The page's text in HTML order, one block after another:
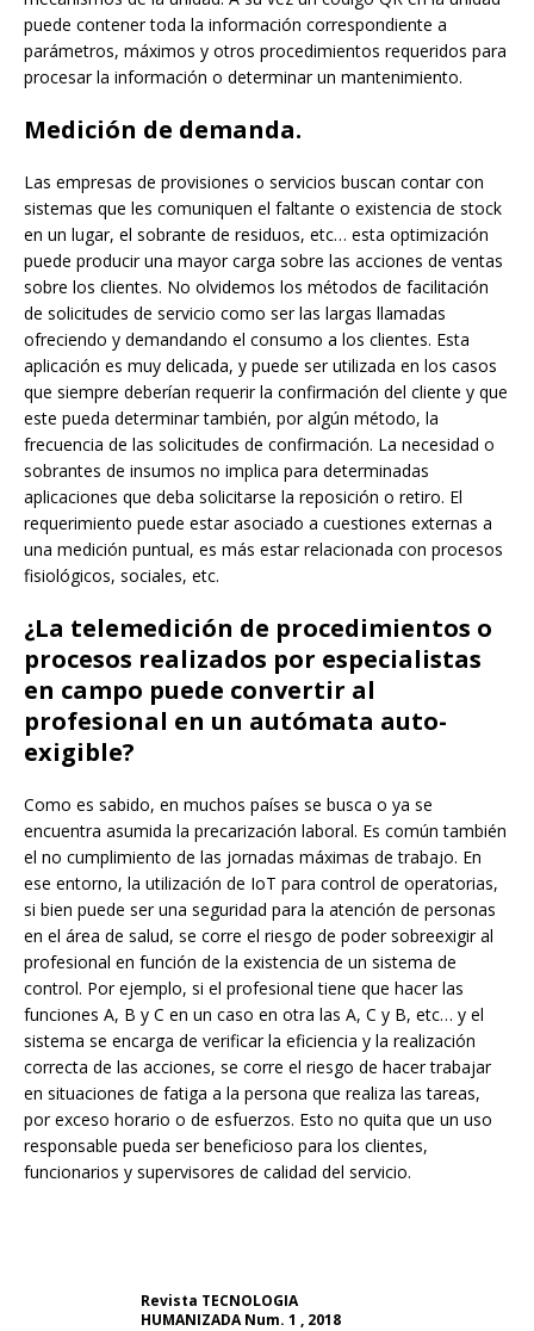
puede contener toda la información correspondiente a
parámetros, máximos y otros procedimientos requeridos para
procesar la información o determinar un mantenimiento.
Medición de demanda.
Las empresas de provisiones o servicios buscan contar con
sistemas que les comuniquen el faltante o existencia de stock
en un lugar, el sobrante de residuos, etc… esta optimización
puede producir una mayor carga sobre las acciones de ventas
sobre los clientes. No olvidemos los métodos de facilitación
de solicitudes de servicio como ser las largas llamadas
ofreciendo y demandando el consumo a los clientes. Esta
aplicación es muy delicada, y puede ser utilizada en los casos
que siempre deberían requerir la confirmación del cliente y que
este pueda determinar también, por algún método, la
frecuencia de las solicitudes de confirmación. La necesidad o
sobrantes de insumos no implica para determinadas
aplicaciones que deba solicitarse la reposición o retiro. El
requerimiento puede estar asociado a cuestiones externas a
una medición puntual, es más estar relacionada con procesos
fisiológicos, sociales, etc.
¿La telemedición de procedimientos o
procesos realizados por especialistas
en campo puede convertir al
profesional en un autómata auto-
exigible?
Como es sabido, en muchos países se busca o ya se
encuentra asumida la precarización laboral. Es común también
el no cumplimiento de las jornadas máximas de trabajo. En
ese entorno, la utilización de IoT para control de operatorias,
si bien puede ser una seguridad para la atención de personas
en el área de salud, se corre el riesgo de poder sobreexigir al
profesional en función de la existencia de un sistema de
control. Por ejemplo, si el profesional tiene que hacer las
funciones A, B y C en un caso en otra las A, C y B, etc… y el
sistema se encarga de verificar la eficiencia y la realización
correcta de las acciones, se corre el riesgo de hacer trabajar
en situaciones de fatiga a la persona que realiza las tareas,
por exceso horario o de esfuerzos. Esto no quita que un uso
responsable pueda ser beneficioso para los clientes,
funcionarios y supervisores de calidad del servicio.
Revista TECNOLOGIA
HUMANIZADA Num. 1 , 2018